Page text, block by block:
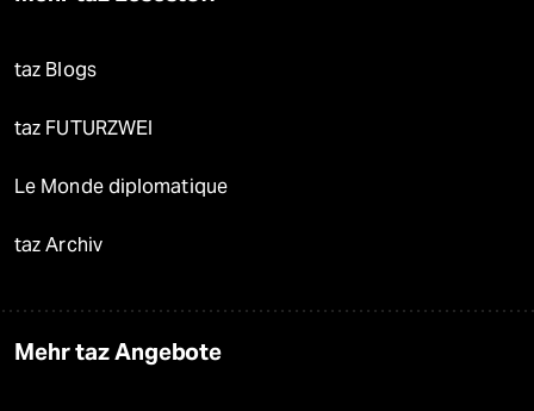
taz Blogs
taz FUTURZWEI
Le Monde diplomatique
taz Archiv
Mehr taz Angebote